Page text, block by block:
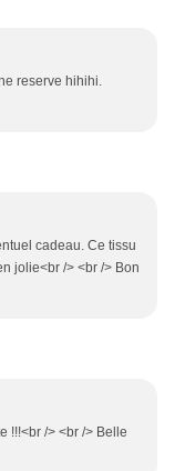
reserve hihihi.
cadeau. Ce tissu
jolie<br /> <br /> Bon
!!!<br /> <br /> Belle